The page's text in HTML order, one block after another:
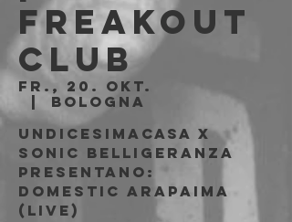
Freakout
Club
Fr., 20. Okt.
Bologna
Undicesimacasa x
Sonic Belligeranza
presentano:
Domestic Arapaima
(live)